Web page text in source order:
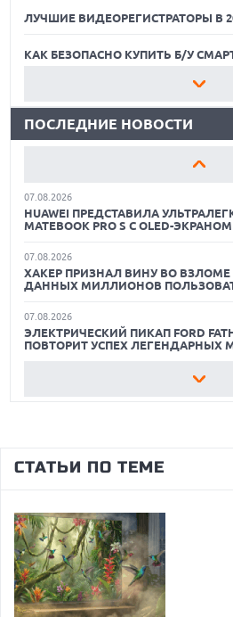
ЛУЧШИЕ ВИДЕОРЕГИСТРАТОРЫ В
КАК БЕЗОПАСНО КУПИТЬ Б/У
ЛУЧШИЕ АВТОНОМНЫЕ
ЛУЧШИЕ ВИДЕОРЕГИСТРАТОРЫ В
КАК БЕЗОПАСНО КУПИТЬ Б/У
ЛУЧШИЕ АВТОНОМНЫЕ
КАК БЕЗОПАСНО КУПИТЬ Б/У
ПОСЛЕДНИЕ НОВОСТИ
07.08.2026
НА КЕЙСЕ ДЛЯ УПРАВЛЕНИЯ
КАМЕРЫ В СМАРТФОНАХ PIXEL 11
07.08.2026
HUAWEI ПРЕДСТАВИЛА
MATEBOOK PRO S С OLED-ЭКРАНОМ
07.08.2026
ХАКЕР ПРИЗНАЛ ВИНУ ВО ВЗЛОМЕ
ДАННЫХ МИЛЛИОНОВ
07.08.2026
ЭЛЕКТРИЧЕСКИЙ ПИКАП FORD
ПОВТОРИТ УСПЕХ ЛЕГЕНДАРНЫХ
БАТАРЕЕЙ И ВСТРОЕННЫМ
ГЛОБАЛЬНЫЙ СПАД РЫНКА
НЕОЖИДАННЫЙ РОСТ LENOVO
07.08.2026
УТОЧНЕНЫ РАЗМЕРЫ ЭКРАНОВ
СМАРТФОНОВ APPLE IPHONE 20
СТАТЬИ ПО ТЕМЕ